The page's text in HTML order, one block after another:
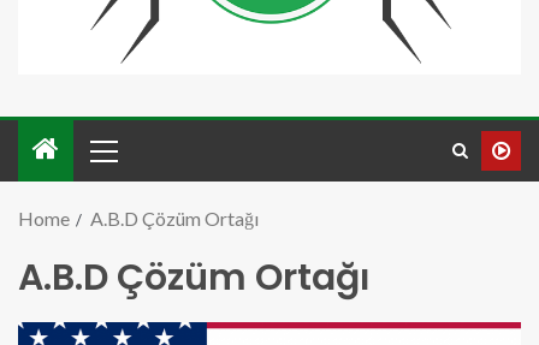
Home A.B.D Çözüm Ortağı
A.B.D Çözüm Ortağı